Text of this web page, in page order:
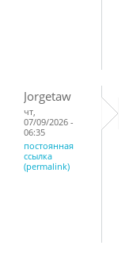
Jorgetaw
чт,
07/09/2026 -
06:35
постоянная
ссылка
(permalink)